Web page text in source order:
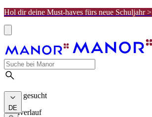
Hol dir deine Must-haves fürs neue Schuljahr >
Meist gesucht
Suchverlauf
DE